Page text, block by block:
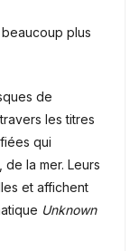
plus
de
les titres
qui
la mer. Leurs
et affichent
Unknown